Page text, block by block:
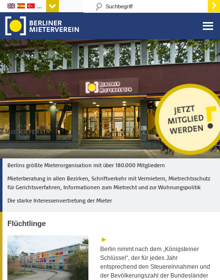
Sprachen
Berlins größte Mieterorganisation mit über 180.000 Mitgliedern
Mieterberatung in allen Bezirken, Schriftverkehr mit Vermietern, Mietrechtsschutz
für Gerichtsverfahren, Informationen zum Mietrecht und zur Wohnungspolitik
Die starke Interessenvertretung der Mieter
Flüchtlinge
Berlin nimmt nach dem „Königsteiner
Schlüssel“, der für jedes Jahr
entsprechend den Steuereinnahmen und
der Bevölkerungszahl der Bundesländer